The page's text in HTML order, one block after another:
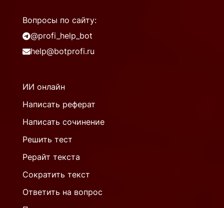
Вопросы по сайту:
@profi_help_bot
help@botprofi.ru
ИИ онлайн
Написать реферат
Написать сочинение
Решить тест
Рерайт текста
Сократить текст
Ответить на вопрос